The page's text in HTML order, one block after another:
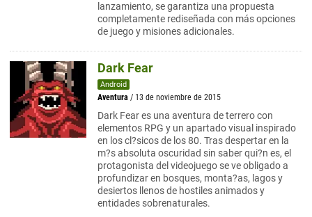
lanzamiento, se garantiza una propuesta
completamente rediseñada con más opciones
de juego y misiones adicionales.
Dark Fear
Android
Aventura / 13 de noviembre de 2015
Dark Fear es una aventura de terrero con
elementos RPG y un apartado visual inspirado
en los cl?sicos de los 80. Tras despertar en la
m?s absoluta oscuridad sin saber qui?n es, el
protagonista del videojuego se ve obligado a
profundizar en bosques, monta?as, lagos y
desiertos llenos de hostiles animados y
entidades sobrenaturales.